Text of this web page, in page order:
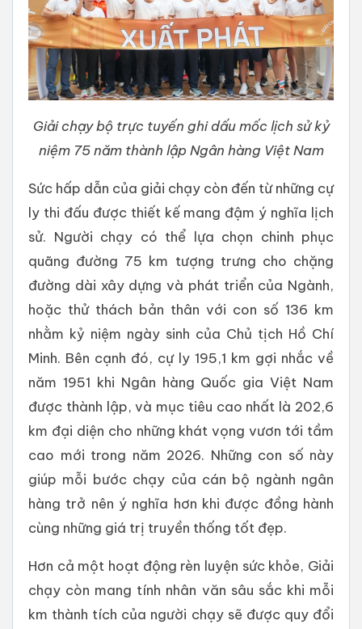
Giải chạy bộ trực tuyến ghi dấu mốc lịch sử kỷ
niệm 75 năm thành lập Ngân hàng Việt Nam
Sức hấp dẫn của giải chạy còn đến từ những cự
ly thi đấu được thiết kế mang đậm ý nghĩa lịch
sử. Người chạy có thể lựa chọn chinh phục
quãng đường 75 km tượng trưng cho chặng
đường dài xây dựng và phát triển của Ngành,
hoặc thử thách bản thân với con số 136 km
nhằm kỷ niệm ngày sinh của Chủ tịch Hồ Chí
Minh. Bên cạnh đó, cự ly 195,1 km gợi nhắc về
năm 1951 khi Ngân hàng Quốc gia Việt Nam
được thành lập, và mục tiêu cao nhất là 202,6
km đại diện cho những khát vọng vươn tới tầm
cao mới trong năm 2026. Những con số này
giúp mỗi bước chạy của cán bộ ngành ngân
hàng trở nên ý nghĩa hơn khi được đồng hành
cùng những giá trị truyền thống tốt đẹp.
Hơn cả một hoạt động rèn luyện sức khỏe, Giải
chạy còn mang tính nhân văn sâu sắc khi mỗi
km thành tích của người chạy sẽ được quy đổi